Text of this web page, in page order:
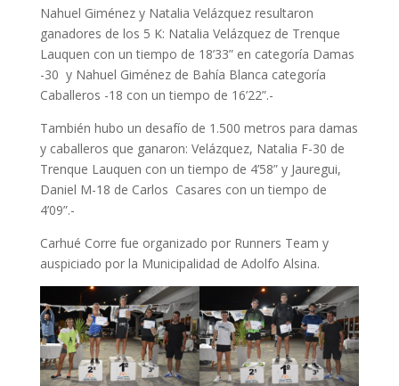
Nahuel Giménez y Natalia Velázquez resultaron
ganadores de los 5 K: Natalia Velázquez de Trenque
Lauquen con un tiempo de 18’33” en categoría Damas
-30 y Nahuel Giménez de Bahía Blanca categoría
Caballeros -18 con un tiempo de 16’22”.-
También hubo un desafío de 1.500 metros para damas
y caballeros que ganaron: Velázquez, Natalia F-30 de
Trenque Lauquen con un tiempo de 4’58” y Jauregui,
Daniel M-18 de Carlos Casares con un tiempo de
4’09”.-
Carhué Corre fue organizado por Runners Team y
auspiciado por la Municipalidad de Adolfo Alsina.